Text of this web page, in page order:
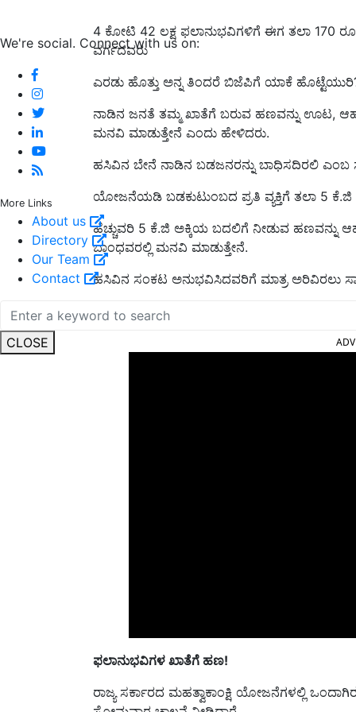
We're social. Connect with us on:
More Links
About us
Directory
Our Team
Contact
CLOSE
4 ಕೋಟಿ 42 ಲಕ್ಷ ಫಲಾನುಭವಿಗಳಿಗೆ ಈಗ ತಲಾ 170
ವರ್ಗದವರು
ಎರಡು ಹೊತ್ತು ಅನ್ನ ತಿಂದರೆ ಬಿಜೆಪಿಗೆ ಯಾಕೆ ಹೊಟ್ಟೆಯುರಿ?
ನಾಡಿನ ಜನತೆ ತಮ್ಮ ಖಾತೆಗೆ ಬರುವ ಹಣವನ್ನು ಊಟ,
ಮನವಿ ಮಾಡುತ್ತೇನೆ ಎಂದು ಹೇಳಿದರು.
ಹಸಿವಿನ ಬೇನೆ ನಾಡಿನ ಬಡಜನರನ್ನು ಬಾಧಿಸದಿರಲಿ ಎಂಬ
ಯೋಜನೆಯಡಿ ಬಡಕುಟುಂಬದ ಪ್ರತಿ ವ್ಯಕ್ತಿಗೆ ತಲಾ 5 ಕೆ.ಜಿ
ಹೆಚ್ಚುವರಿ 5 ಕೆ.ಜಿ ಅಕ್ಕಿಯ ಬದಲಿಗೆ ನೀಡುವ ಹಣವನ್ನು
ಬಾಂಧವರಲ್ಲಿ ಮನವಿ ಮಾಡುತ್ತೇನೆ.
ಹಸಿವಿನ ಸಂಕಟ ಅನುಭವಿಸಿದವರಿಗೆ ಮಾತ್ರ ಅರಿವಿರಲು
ಹಸಿವುಮುಕ್ತ ಕರ್ನಾಟಕ ನಿರ್ಮಾಣದ ನಮ್ಮ ಪ್ರಯತ್ನಕ್ಕೆ
ಫಲಾನುಭವಿಗಳ ಖಾತೆಗೆ ಹಣ!
ರಾಜ್ಯ ಸರ್ಕಾರದ ಮಹತ್ವಾಕಾಂಕ್ಷಿ ಯೋಜನೆಗಳಲ್ಲಿ